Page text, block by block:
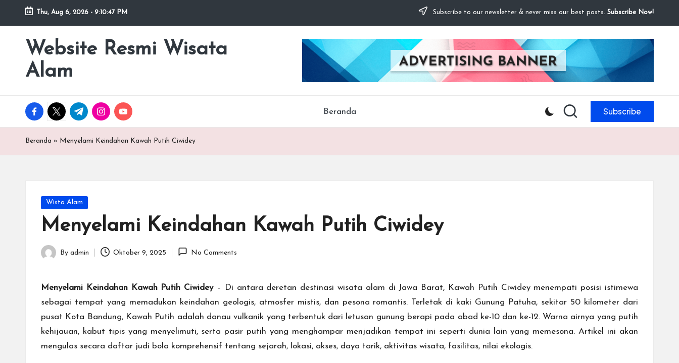
Thu, Aug 6, 2026 - 9:10:48 PM Subscribe to our newsletter & never miss our best posts. Subscribe Now!
Website Resmi Wisata
Alam
facebook.com
twitter.com
t.me instagram.com
youtube.com Beranda Subscribe
Beranda » Menyelami Keindahan Kawah Putih Ciwidey
Posted
in
Wista Alam
Menyelami Keindahan Kawah Putih Ciwidey
Posted
By admin Oktober 9, 2025 No Comments
Menyelami Keindahan Kawah Putih Ciwidey– Di antara deretan destinasi wisata alam di Jawa Barat, Kawah Putih Ciwidey menempati posisi istimewa
sebagai tempat yang memadukan keindahan geologis, atmosfer mistis, dan pesona romantis. Terletak di kaki Gunung Patuha, sekitar 50 kilometer dari
pusat Kota Bandung, Kawah Putih adalah danau vulkanik yang terbentuk dari letusan gunung berapi pada abad ke-10 dan ke-12. Warna airnya yang putih
kehijauan, kabut tipis yang menyelimuti, serta pasir putih yang menghampar menjadikan tempat ini seperti dunia lain yang memesona. Artikel ini akan
mengulas secara daftar judi bola komprehensif tentang sejarah, lokasi, akses, daya tarik, aktivitas wisata, fasilitas, nilai ekologis.